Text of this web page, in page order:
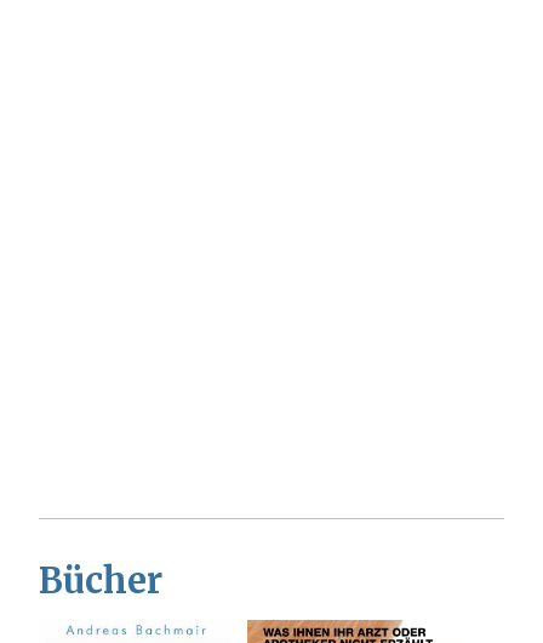
Bücher